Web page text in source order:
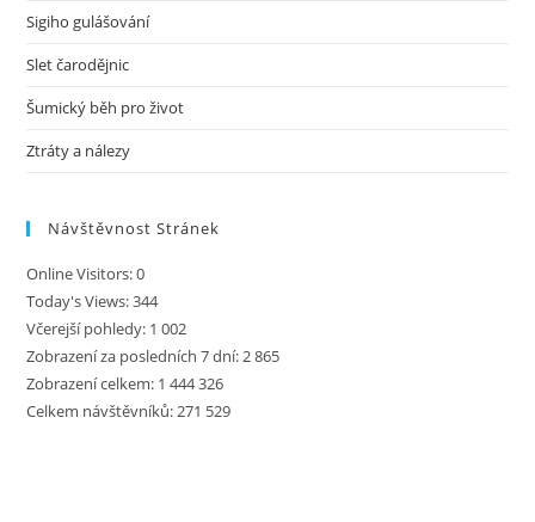
Sigiho gulášování
Slet čarodějnic
Šumický běh pro život
Ztráty a nálezy
Návštěvnost Stránek
Online Visitors:0
Today's Views:344
Včerejší pohledy: 1 002
Zobrazení za posledních 7 dní:2 865
Zobrazení celkem: 1 444 326
Celkem návštěvníků:271 529